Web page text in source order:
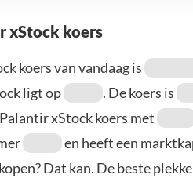
xStock koers
koers van vandaag is
ligt op
. De koers is
xStock koers met
en heeft een
Dat kan. De beste